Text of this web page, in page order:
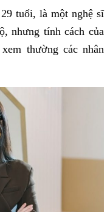
tuổi, là một nghệ sĩ
nhưng tính cách của
thường các nhân